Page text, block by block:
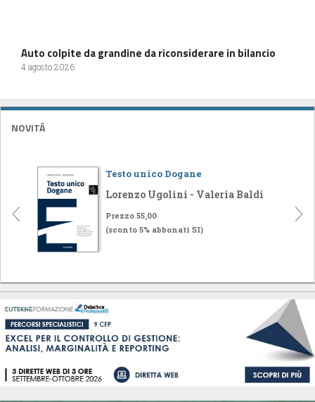
Auto colpite da grandine da riconsiderare in bilancio
4 agosto 2026
NOVITÁ
Testo unico Dogane
Lorenzo Ugolini - Valeria Baldi
Prezzo 55,00
(sconto 5% abbonati SI)